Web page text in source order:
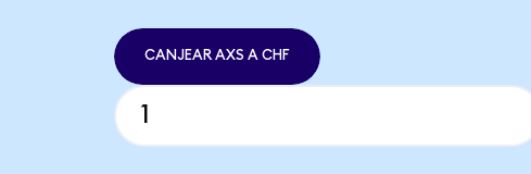
CANJEAR AXS A CHF